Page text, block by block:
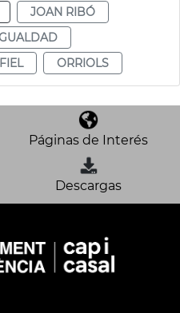
JOAN RIBÓ
ORRIOLS
Páginas de Interés
Descargas